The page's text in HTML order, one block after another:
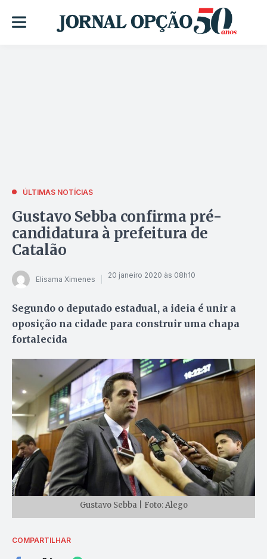
ÚLTIMAS NOTÍCIAS
Gustavo Sebba confirma pré-
candidatura à prefeitura de
Catalão
Elisama Ximenes 20 janeiro 2020 às 08h10
Segundo o deputado estadual, a ideia é unir a
oposição na cidade para construir uma chapa
fortalecida
Gustavo Sebba | Foto: Alego
COMPARTILHAR